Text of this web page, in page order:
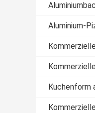
Aluminium-
Kuchenform